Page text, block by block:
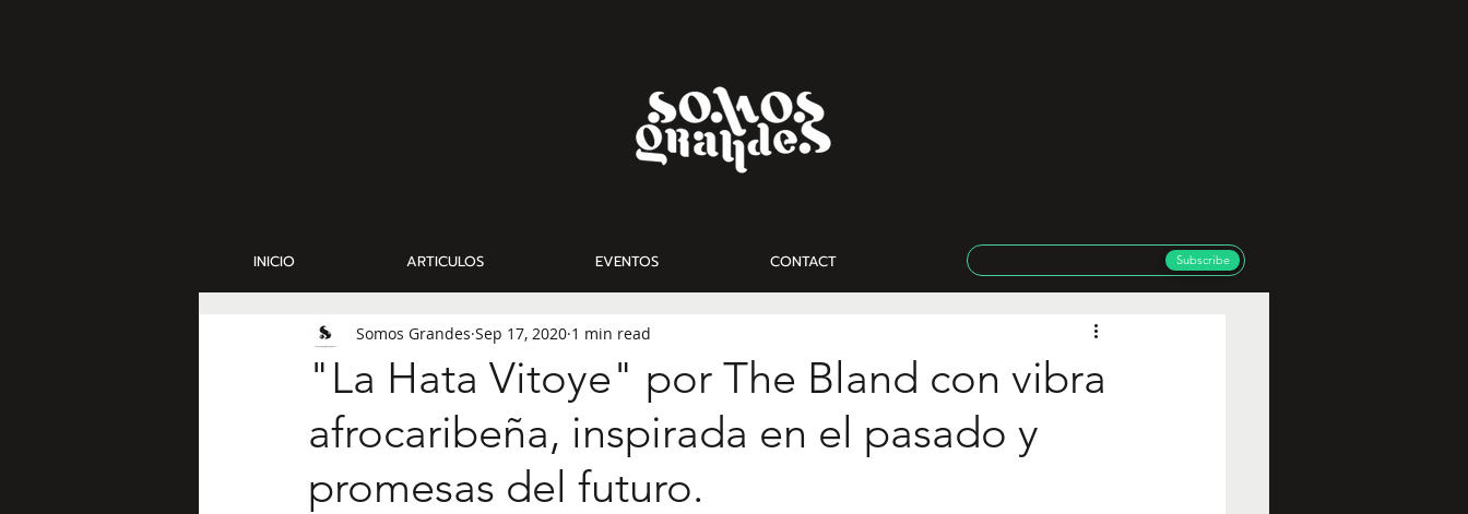
INICIO ARTICULOS EVENTOS CONTACT Subscribe
"La Hata Vitoye" por The Bland con vibra
afrocaribeña, inspirada en el pasado y
promesas del futuro.
Somos Grandes Sep 17, 2020 1 min read